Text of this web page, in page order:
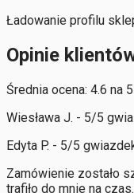
Ładowanie profilu
Opinie
Średnia ocena: 4.6 na
Wiesława J. - 5/5
Edyta P. - 5/5
Zamówienie zostało
trafiło do mnie na